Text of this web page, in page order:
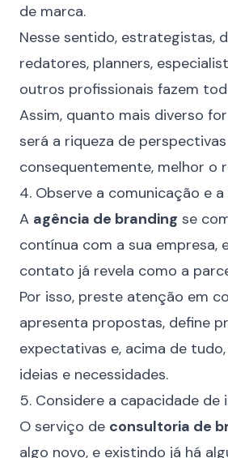
de marca.
Nesse sentido, estrategistas,
redatores, planners,
outros profissionais fazem
Assim, quanto mais diverso
será a riqueza de perspectivas
consequentemente, melhor o
4. Observe a comunicação e
A agência de branding se
contínua com a sua empresa,
contato já revela como a
Por isso, preste atenção em
apresenta propostas, define
expectativas e, acima de
ideias e necessidades.
5. Considere a capacidade de
O serviço de consultoria de
algo novo, e existindo já há